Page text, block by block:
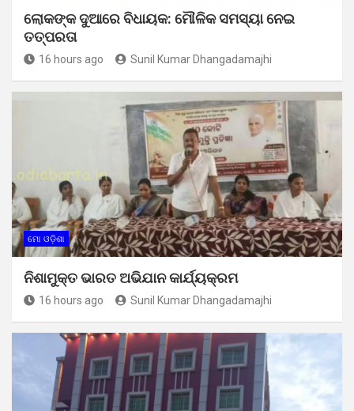
ଲୋକଙ୍କ ଦୁଆରେ ବିଧାୟକ: ମୌଳିକ ସମସ୍ୟା ନେଇ
ତତ୍ପରତା
16 hours ago Sunil Kumar Dhangadamajhi
ମୋ ଓଡ଼ିଶା
ନିଶାମୁକ୍ତ ଭାରତ ଅଭିଯାନ କାର୍ଯ୍ୟକ୍ରମ
16 hours ago Sunil Kumar Dhangadamajhi